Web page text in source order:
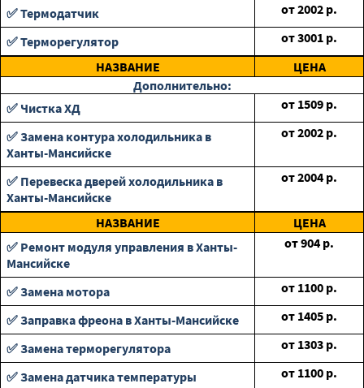
✅ Термодатчик
от2002 р.
✅ Терморегулятор
от3001 р.
НАЗВАНИЕ
ЦЕНА
Дополнительно:
✅ Чистка ХД
от 1509 р.
✅ Замена контура холодильника в
Ханты-Мансийске
от2002 р.
✅ Перевеска дверей холодильника в
Ханты-Мансийске
от2004 р.
НАЗВАНИЕ
ЦЕНА
✅ Ремонт модуля управления в Ханты-
Мансийске
от904 р.
✅ Замена мотора от 1100 р.
✅ Заправка фреона в Ханты-Мансийске
от 1405 р.
✅ Замена терморегулятора
от 1303 р.
✅ Замена датчика температуры
от 1100 р.